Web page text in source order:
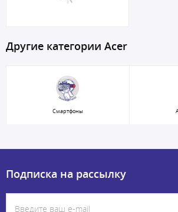
Другие категории Acer
Смартфоны
Подписка на рассылку